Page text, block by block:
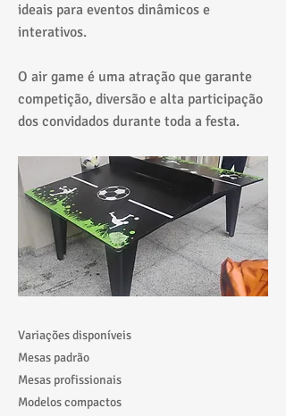
ideais para eventos dinâmicos e
interativos.
O air game é uma atração que garante
competição, diversão e alta participação
dos convidados durante toda a festa.
Variações disponíveis
Mesas padrão
Mesas profissionais
Modelos compactos